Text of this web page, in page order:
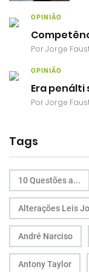
OPINIÃO
PorJorge
OPINIÃO
Era penálti
PorJorge
Tags
10 Questões a...
Alterações Leis
André Narciso
Antony Taylor